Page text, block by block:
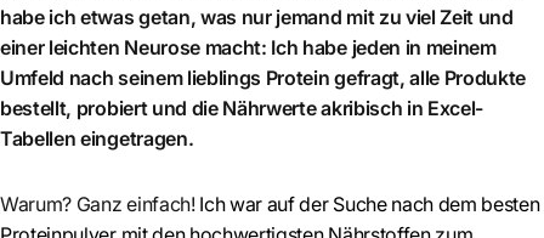
habe ich etwas getan, was nur jemand mit zu viel Zeit und
einer leichten Neurose macht: Ich habe jeden in meinem
Umfeld nach seinem lieblings Protein gefragt, alle Produkte
bestellt, probiert und die Nährwerte akribisch in Excel-
Tabellen eingetragen.
Warum? Ganz einfach! Ich war auf der Suche nach dem besten